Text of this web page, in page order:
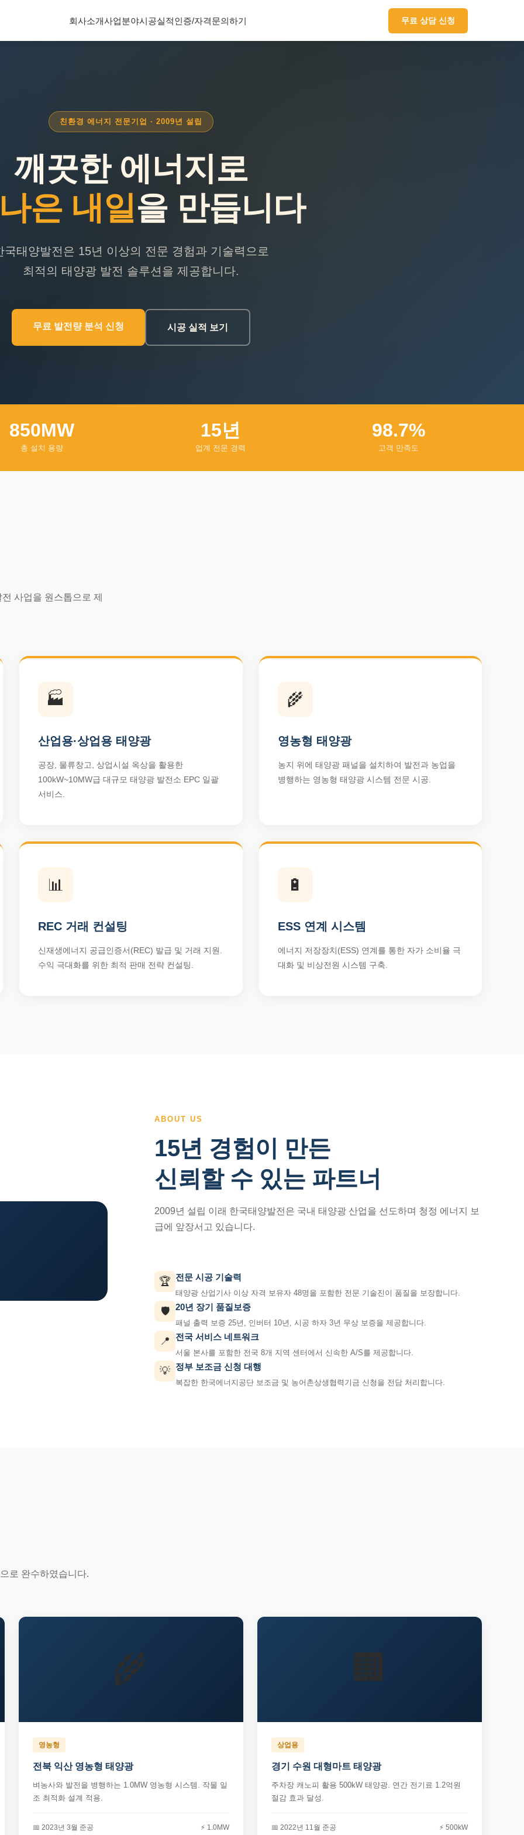
회사소개사업분야시공실적인증/자격문의하기 무료 상담 신청
친환경 에너지 전문기업 · 2009년 설립
깨끗한 에너지로
은 내일을 만듭니다
국태양발전은 15년 이상의 전문 경험과 기술력으로
최적의 태양광 발전 솔루션을 제공합니다.
무료 발전량 분석 신청 시공 실적 보기
850MW
총 설치 용량
15년
업계 전문 경력
98.7%
고객 만족도
사업을 원스톱으로 제
🏭
산업용·상업용 태양광
공장, 물류창고, 상업시설 옥상을 활용한
100kW~10MW급 대규모 태양광 발전소 EPC 일괄
서비스.
🌾
영농형 태양광
농지 위에 태양광 패널을 설치하여 발전과 농업을
병행하는 영농형 태양광 시스템 전문 시공.
📊
REC 거래 컨설팅
신재생에너지 공급인증서(REC) 발급 및 거래 지원.
수익 극대화를 위한 최적 판매 전략 컨설팅.
🔋
ESS 연계 시스템
에너지 저장장치(ESS) 연계를 통한 자가 소비율 극
대화 및 비상전원 시스템 구축.
ABOUT US
15년 경험이 만든
신뢰할 수 있는 파트너
2009년 설립 이래 한국태양발전은 국내 태양광 산업을 선도하며 청정 에너지 보
급에 앞장서고 있습니다.
🏆 전문 시공 기술력
태양광 산업기사 이상 자격 보유자 48명을 포함한 전문 기술진이 품질을 보장합니다.
🛡️ 20년 장기 품질보증
패널 출력 보증 25년, 인버터 10년, 시공 하자 3년 무상 보증을 제공합니다.
📍 전국 서비스 네트워크
서울 본사를 포함한 전국 8개 지역 센터에서 신속한 A/S를 제공합니다.
💡 정부 보조금 신청 대행
복잡한 한국에너지공단 보조금 및 농어촌상생협력기금 신청을 전담 처리합니다.
로 완수하였습니다.
🌾
영농형
전북 익산 영농형 태양광
벼농사와 발전을 병행하는 1.0MW 영농형 시스템. 작물 일
조 최적화 설계 적용.
📅 2023년 3월 준공 ⚡ 1.0MW
🏢
상업용
경기 수원 대형마트 태양광
주차장 캐노피 활용 500kW 태양광. 연간 전기료 1.2억원
절감 효과 달성.
📅 2022년 11월 준공 ⚡ 500kW